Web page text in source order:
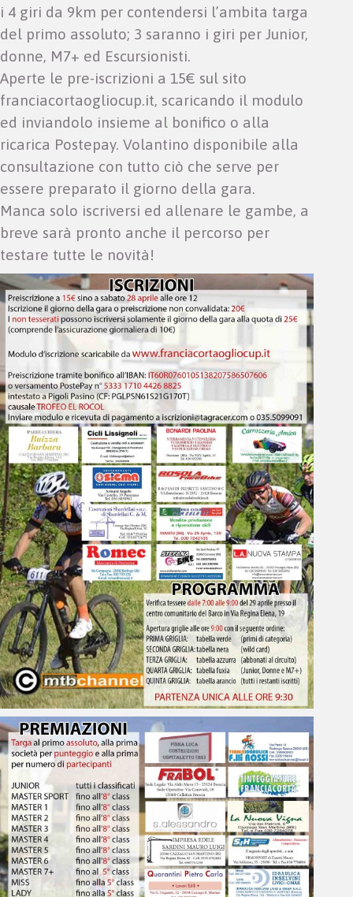
i 4 giri da 9km per contendersi l’ambita targa
del primo assoluto; 3 saranno i giri per Junior,
donne, M7+ ed Escursionisti.
Aperte le pre-iscrizioni a 15€ sul sito
franciacortaogliocup.it, scaricando il modulo
ed inviandolo insieme al bonifico o alla
ricarica Postepay. Volantino disponibile alla
consultazione con tutto ciò che serve per
essere preparato il giorno della gara.
Manca solo iscriversi ed allenare le gambe, a
breve sarà pronto anche il percorso per
testare tutte le novità!